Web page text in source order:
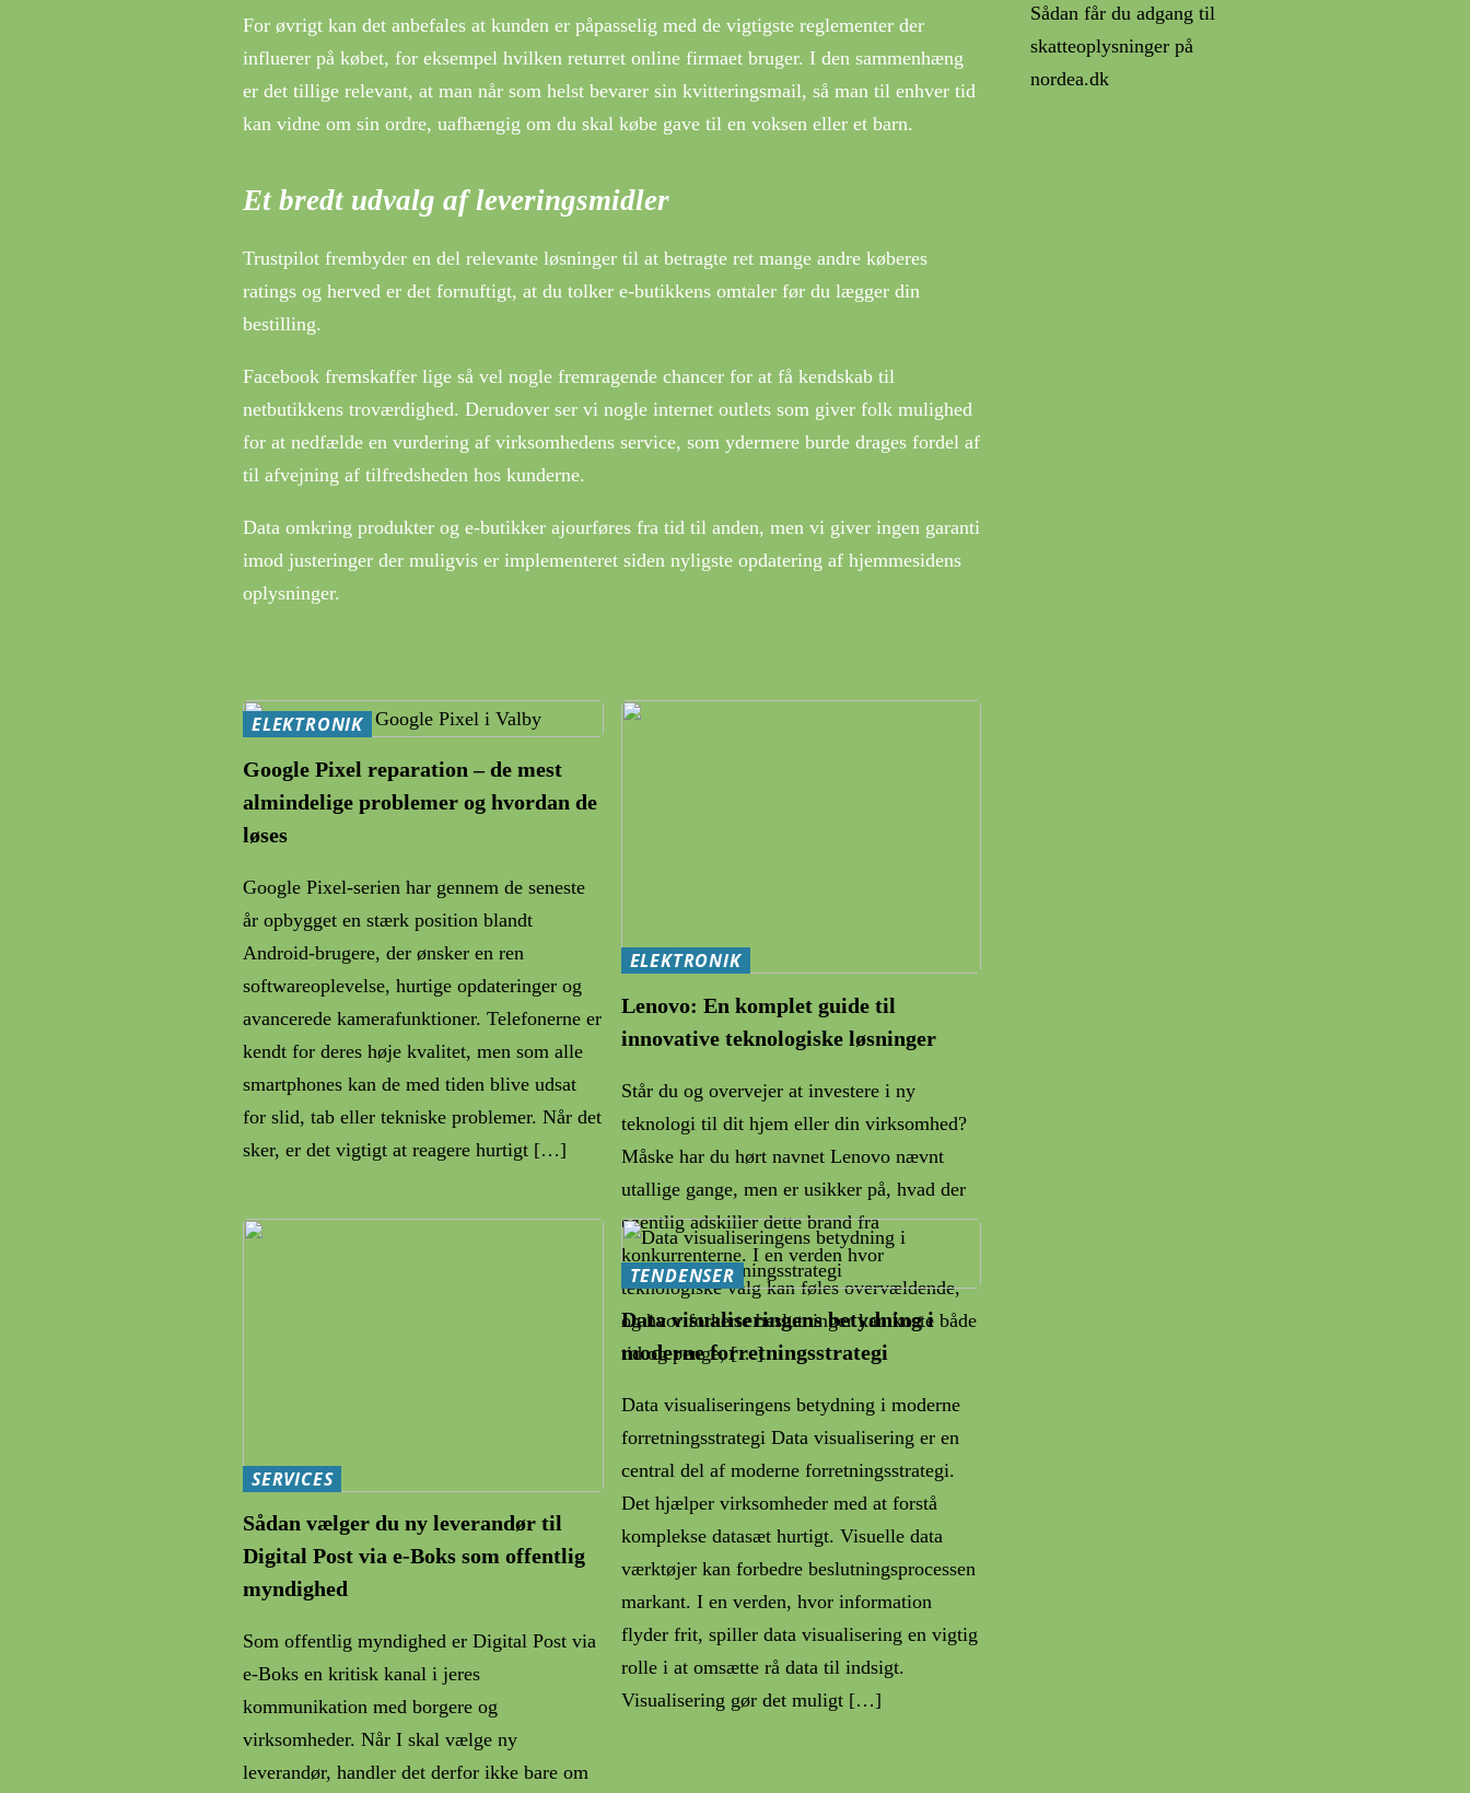
For øvrigt kan det anbefales at kunden er påpasselig med de vigtigste reglementer der
influerer på købet, for eksempel hvilken returret online firmaet bruger. I den sammenhæng
er det tillige relevant, at man når som helst bevarer sin kvitteringsmail, så man til enhver tid
kan vidne om sin ordre, uafhængig om du skal købe gave til en voksen eller et barn.
Et bredt udvalg af leveringsmidler
Trustpilot frembyder en del relevante løsninger til at betragte ret mange andre køberes
ratings og herved er det fornuftigt, at du tolker e-butikkens omtaler før du lægger din
bestilling.
Facebook fremskaffer lige så vel nogle fremragende chancer for at få kendskab til
netbutikkens troværdighed. Derudover ser vi nogle internet outlets som giver folk mulighed
for at nedfælde en vurdering af virksomhedens service, som ydermere burde drages fordel af
til afvejning af tilfredsheden hos kunderne.
Data omkring produkter og e-butikker ajourføres fra tid til anden, men vi giver ingen garanti
imod justeringer der muligvis er implementeret siden nyligste opdatering af hjemmesidens
oplysninger.
ELEKTRONIK
Google Pixel reparation – de mest
almindelige problemer og hvordan de
løses
Google Pixel-serien har gennem de seneste
år opbygget en stærk position blandt
Android-brugere, der ønsker en ren
softwareoplevelse, hurtige opdateringer og
avancerede kamerafunktioner. Telefonerne er
kendt for deres høje kvalitet, men som alle
smartphones kan de med tiden blive udsat
for slid, tab eller tekniske problemer. Når det
sker, er det vigtigt at reagere hurtigt […]
ELEKTRONIK
Lenovo: En komplet guide til
innovative teknologiske løsninger
Står du og overvejer at investere i ny
teknologi til dit hjem eller din virksomhed?
Måske har du hørt navnet Lenovo nævnt
utallige gange, men er usikker på, hvad der
egentlig adskiller dette brand fra
konkurrenterne. I en verden hvor
teknologiske valg kan føles overvældende,
og hvor forkerte beslutninger kan koste både
tid og penge, […]
SERVICES
Sådan vælger du ny leverandør til
Digital Post via e-Boks som offentlig
myndighed
Som offentlig myndighed er Digital Post via
e-Boks en kritisk kanal i jeres
kommunikation med borgere og
virksomheder. Når I skal vælge ny
leverandør, handler det derfor ikke bare om
TENDENSER
Data visualiseringens betydning i
moderne forretningsstrategi
Data visualiseringens betydning i moderne
forretningsstrategi Data visualisering er en
central del af moderne forretningsstrategi.
Det hjælper virksomheder med at forstå
komplekse datasæt hurtigt. Visuelle data
værktøjer kan forbedre beslutningsprocessen
markant. I en verden, hvor information
flyder frit, spiller data visualisering en vigtig
rolle i at omsætte rå data til indsigt.
Visualisering gør det muligt […]
Sådan får du adgang til
skatteoplysninger på
nordea.dk